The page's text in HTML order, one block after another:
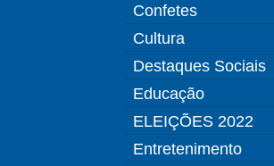
Confetes
Cultura
Destaques Sociais
Educação
ELEIÇÕES 2022
Entretenimento